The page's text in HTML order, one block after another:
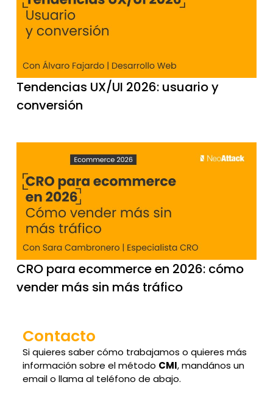
Tendencias UX/UI 2026: usuario y
conversión
CRO para ecommerce en 2026: cómo
vender más sin más tráfico
Contacto
Si quieres saber cómo trabajamos o quieres más
información sobre el método CMI, mandános un
email o llama al teléfono de abajo.